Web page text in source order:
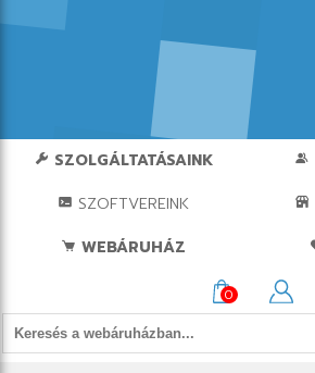
SZOLGÁLTATÁSAINK
SZOFTVEREINK
WEBÁRUHÁZ
0